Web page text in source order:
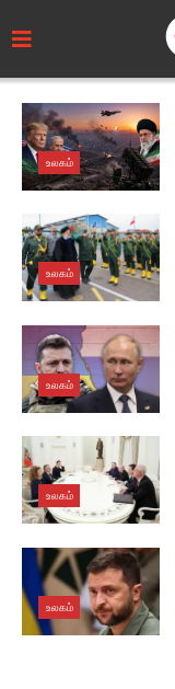
உலகம்
உலகம்
உலகம்
உலகம்
உலகம்